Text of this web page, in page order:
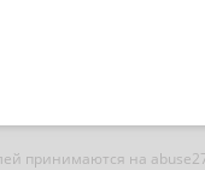
принимаются на